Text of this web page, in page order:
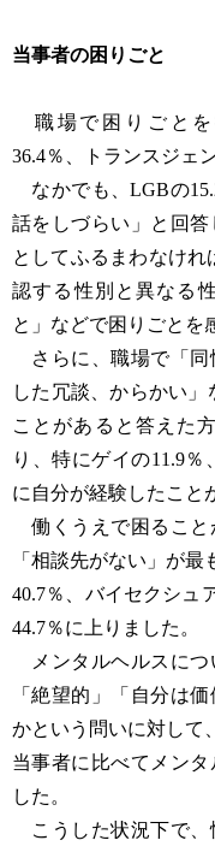
当事者の困りごと
職場で困りごとを
36.4％、トランスジェ
なかでも、LGBの
話をしづらい」と回
としてふるまわなけれ
認する性別と異なる
と」などで困りごとを
さらに、職場で「同
した冗談、からかい
ことがあると答えた
り、特にゲイの11.9
に自分が経験したこと
働くうえで困ること
「相談先がない」が
40.7％、バイセクシュ
44.7％に上りました。
メンタルヘルスにつ
「絶望的」「自分は
かという問いに対して
当事者に比べてメン
した。
こうした状況下で、